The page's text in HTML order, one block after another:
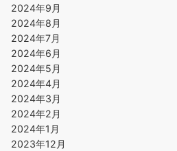
2024年9月
2024年8月
2024年7月
2024年6月
2024年5月
2024年4月
2024年3月
2024年2月
2024年1月
2023年12月